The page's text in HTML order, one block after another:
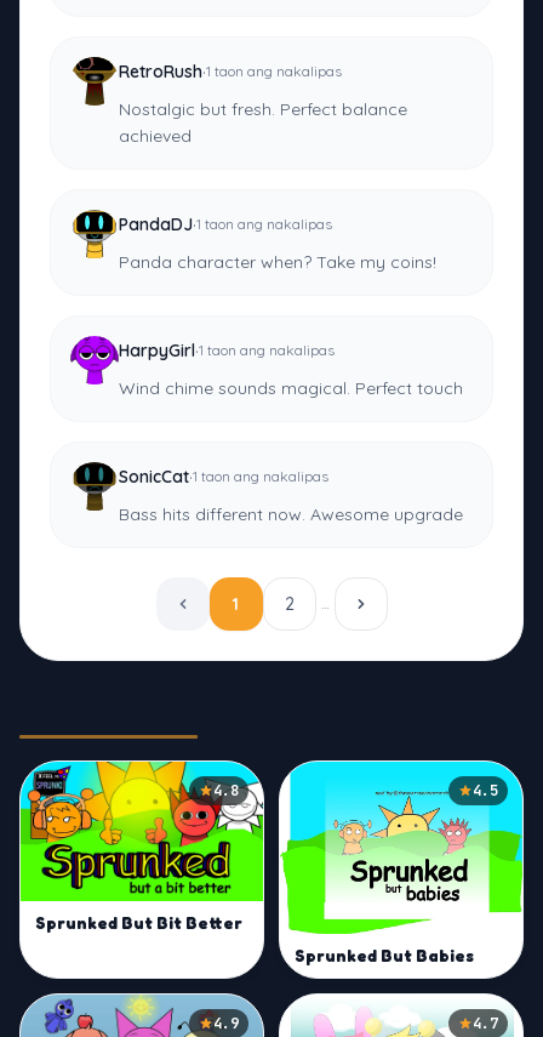
RetroRush·1 taon ang nakalipas
Nostalgic but fresh. Perfect balance
achieved
PandaDJ·1 taon ang nakalipas
Panda character when? Take my coins!
HarpyGirl·1 taon ang nakalipas
Wind chime sounds magical. Perfect touch
SonicCat·1 taon ang nakalipas
Bass hits different now. Awesome upgrade
1 2 …
4.8
Sprunked But Bit Better
4.5
Sprunked But Babies
4.9 4.7